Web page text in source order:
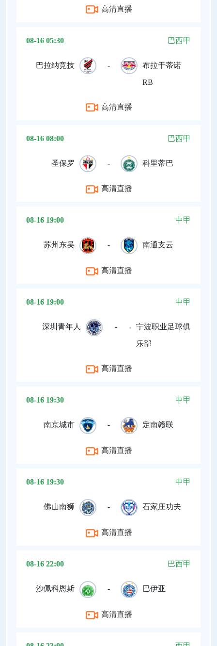
高清直播
08-16 05:30 巴西甲
巴拉纳竞技 - 布拉干蒂诺
RB
高清直播
08-16 08:00 巴西甲
圣保罗 - 科里蒂巴
高清直播
08-16 19:00 中甲
苏州东吴 - 南通支云
高清直播
08-16 19:00 中甲
深圳青年人 - 宁波职业足球俱
乐部
高清直播
08-16 19:30 中甲
南京城市 - 定南赣联
高清直播
08-16 19:30 中甲
佛山南狮 - 石家庄功夫
高清直播
08-16 22:00 巴西甲
沙佩科恩斯 - 巴伊亚
高清直播